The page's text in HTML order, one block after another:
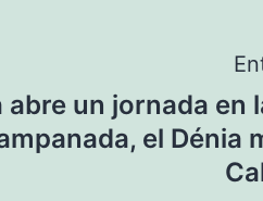
abre un jornada en
el Dénia